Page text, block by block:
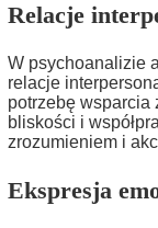
Relacje
W psychoanalizie
relacje
potrzebę wsparcia
bliskości i
zrozumieniem i
Ekspresja